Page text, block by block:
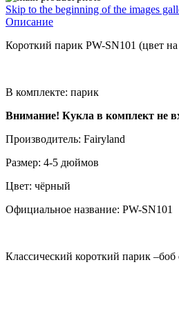
Skip to the beginning of the images
Описание
Короткий парик PW-SN101 (цвет
В комплекте: парик
Внимание! Кукла в комплект не
Производитель: Fairyland
Размер: 4-5 дюймов
Цвет: чёрный
Официальное название: PW-SN101
Классический короткий парик